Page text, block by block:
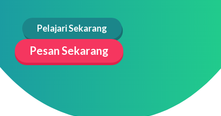
Pelajari Sekarang
Pesan Sekarang